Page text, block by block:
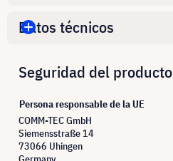
Datos técnicos
Seguridad del producto
Persona responsable de la UE
COMM-TEC GmbH
Siemensstraße 14
73066 Uhingen